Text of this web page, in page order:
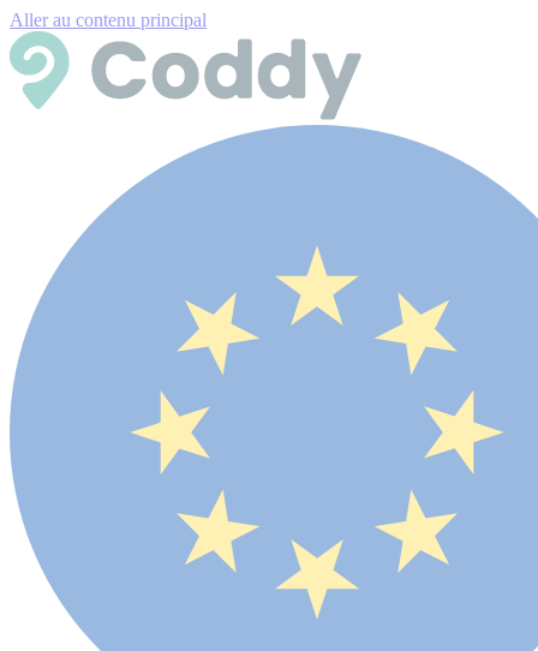
Aller au contenu principal